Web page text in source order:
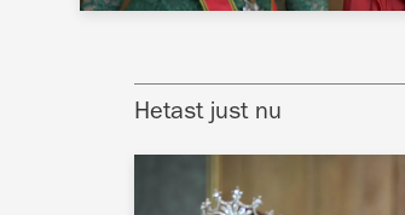
Hetast just nu